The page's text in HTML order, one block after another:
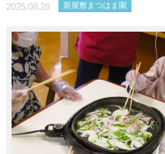
2025.08.28 新屋敷まつはま園